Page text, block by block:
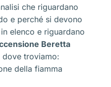
che riguardano
e perché si devono
elenco e riguardano
Beretta
dove troviamo:
della fiamma